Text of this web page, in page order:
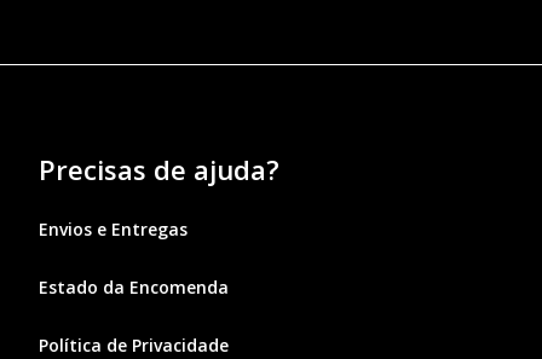
Precisas de ajuda?
Envios e Entregas
Estado da Encomenda
Política de Privacidade